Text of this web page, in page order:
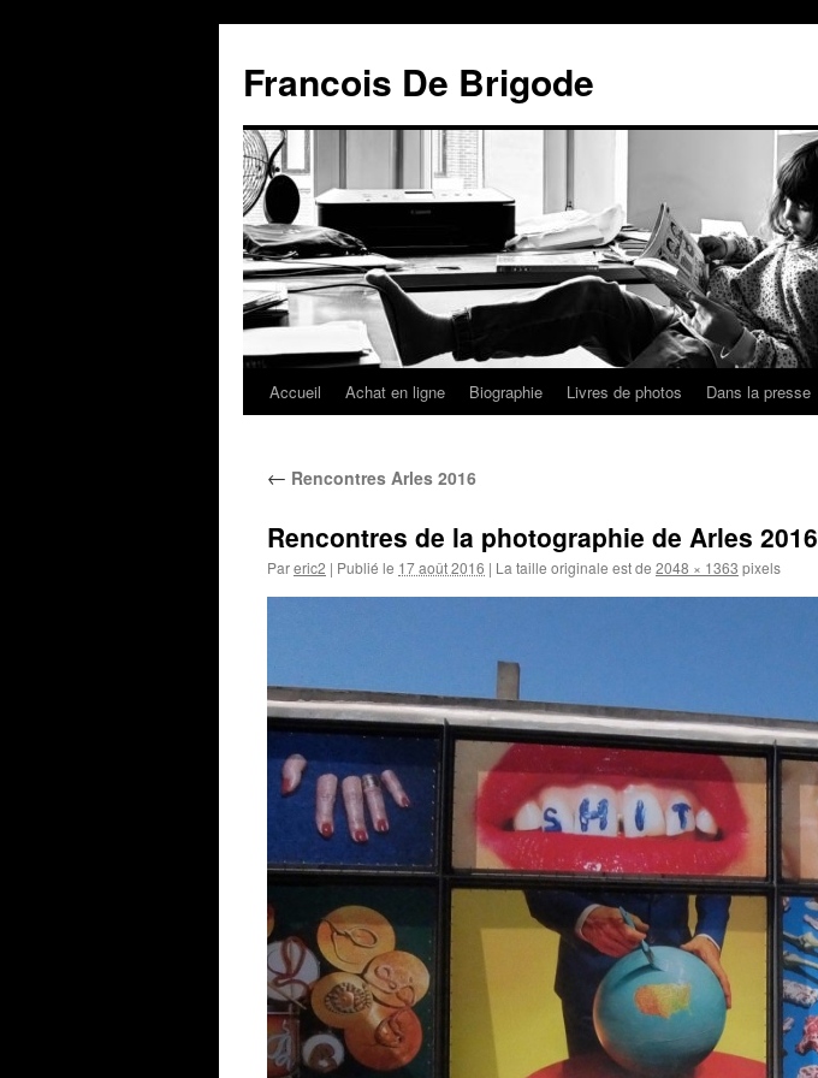
Francois De Brigode
Accueil Achat en ligne Biographie Livres de photos Dans la presse
← Rencontres Arles 2016
Rencontres de la photographie de Arles 2016
Pareric2 | Publié le 17 août 2016 | La taille originale est de 2048 × 1363 pixels